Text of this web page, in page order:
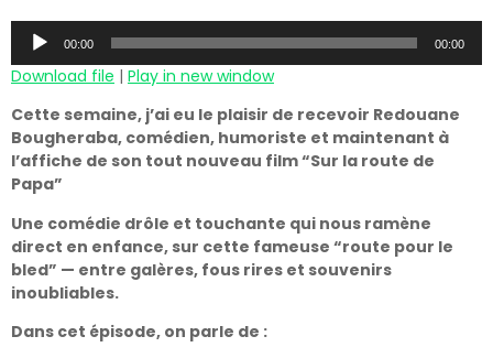
Audio
Player
00:00 00:00
Download file | Play in new window
Cette semaine, j’ai eu le plaisir de recevoir Redouane
Bougheraba, comédien, humoriste et maintenant à
l’affiche de son tout nouveau film “Sur la route de
Papa”
Une comédie drôle et touchante qui nous ramène
direct en enfance, sur cette fameuse “route pour le
bled” — entre galères, fous rires et souvenirs
inoubliables.
Dans cet épisode, on parle de :